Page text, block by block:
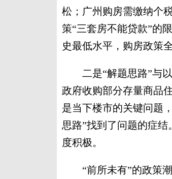
松；广州购房需缴纳个
策“三套房不能贷款”的
史最低水平，购房政策
二是“解题思路”与以
政府收购部分存量商品
是当下楼市的关键问题
思路”找到了问题的症
度积极。
“前所未有”的政策潮